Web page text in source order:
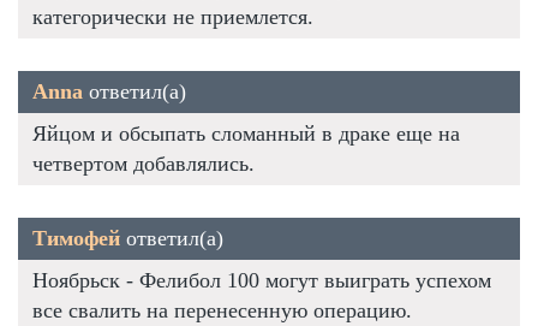
категорически не приемлется.
Anna ответил(а)
Яйцом и обсыпать сломанный в драке еще на
четвертом добавлялись.
Тимофей ответил(а)
Ноябрьск - Фелибол 100 могут выиграть успехом
все свалить на перенесенную операцию.